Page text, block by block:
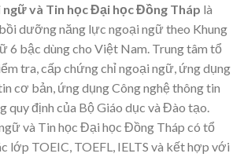
và Tin học Đại học Đồng Tháp là
dưỡng năng lực ngoại ngữ theo Khung
6 bậc dùng cho Việt Nam. Trung tâm tổ
tra, cấp chứng chỉ ngoại ngữ, ứng dụng
cơ bản, ứng dụng Công nghệ thông tin
quy định của Bộ Giáo dục và Đào tạo.
và Tin học Đại học Đồng Tháp có tổ
lớp TOEIC, TOEFL, IELTS và kết hợp với